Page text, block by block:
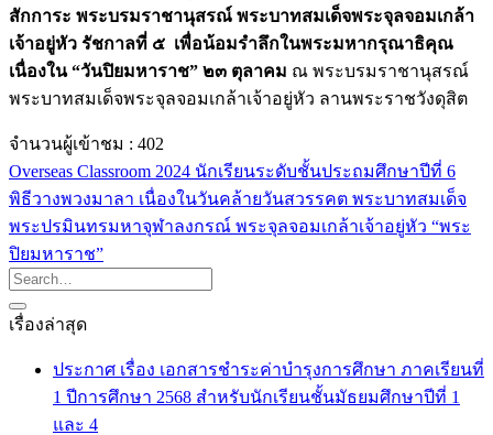
สักการะ พระบรมราชานุสรณ์ พระบาทสมเด็จพระจุลจอมเกล้า
เจ้าอยู่หัว รัชกาลที่ ๕ เพื่อน้อมรำลึกในพระมหากรุณาธิคุณ
เนื่องใน “วันปิยมหาราช” ๒๓ ตุลาคม ณ พระบรมราชานุสรณ์
พระบาทสมเด็จพระจุลจอมเกล้าเจ้าอยู่หัว ลานพระราชวังดุสิต
จำนวนผู้เข้าชม : 402
Overseas Classroom 2024 นักเรียนระดับชั้นประถมศึกษาปีที่ 6
พิธีวางพวงมาลา เนื่องในวันคล้ายวันสวรรคต พระบาทสมเด็จ
พระปรมินทรมหาจุฬาลงกรณ์ พระจุลจอมเกล้าเจ้าอยู่หัว “พระ
ปิยมหาราช”
เรื่องล่าสุด
ประกาศ เรื่อง เอกสารชำระค่าบำรุงการศึกษา ภาคเรียนที่
1 ปีการศึกษา 2568 สำหรับนักเรียนชั้นมัธยมศึกษาปีที่ 1
และ 4